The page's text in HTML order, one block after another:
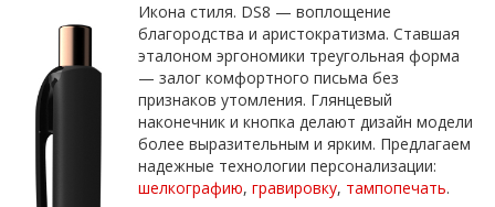
Икона стиля. DS8 — воплощение
благородства и аристократизма. Ставшая
эталоном эргономики треугольная форма
— залог комфортного письма без
признаков утомления. Глянцевый
наконечник и кнопка делают дизайн модели
более выразительным и ярким. Предлагаем
надежные технологии персонализации:
шелкографию, гравировку, тампопечать.